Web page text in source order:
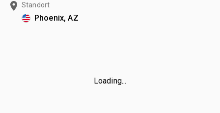
Standort
Phoenix, AZ
Loading...